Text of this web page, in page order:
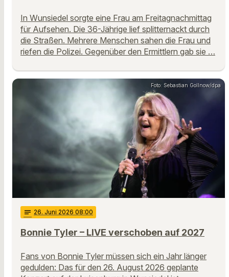
In Wunsiedel sorgte eine Frau am Freitagnachmittag
für Aufsehen. Die 36-Jährige lief splitternackt durch
die Straßen. Mehrere Menschen sahen die Frau und
riefen die Polizei. Gegenüber den Ermittlern gab sie …
Foto: Sebastian Gollnow/dpa
notes 26. Juni 2026 08:00
Bonnie Tyler – LIVE verschoben auf 2027
Fans von Bonnie Tyler müssen sich ein Jahr länger
gedulden: Das für den 26. August 2026 geplante